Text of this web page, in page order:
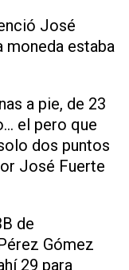
José
moneda estaba
a pie, de 23
el pero que
dos puntos
José Fuerte
de
Gómez
29 para